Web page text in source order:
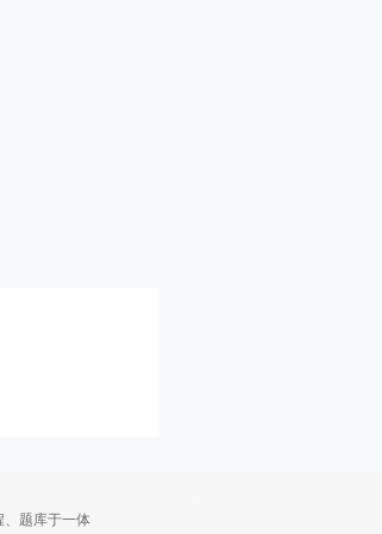
、题库于一体